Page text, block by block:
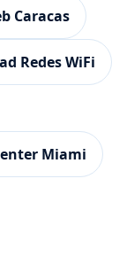
Caracas
Redes WiFi
Miami